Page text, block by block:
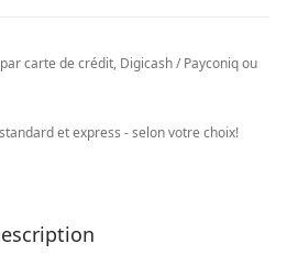
carte de crédit, Digicash / Payconiq ou
et express - selon votre choix!